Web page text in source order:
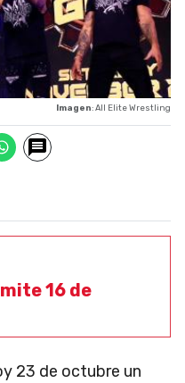
Imagen: All Elite Wrestling
16 de
23 de octubre un